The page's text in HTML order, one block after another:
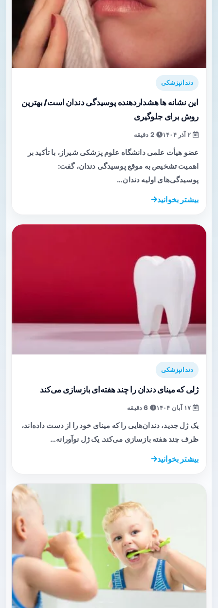
دندانپزشکی
این نشانه ها هشداردهنده پوسیدگی دندان است/ بهترین
روش برای جلوگیری
عضو هیأت علمی دانشگاه علوم پزشکی شیراز، با تأکید بر
اهمیت تشخیص به موقع پوسیدگی دندان، گفت:
پوسیدگی‌های اولیه دندان…
بیشتر بخوانید
دندانپزشکی
ژلی که مینای دندان را چند هفته‌ای بازسازی می‌کند
یک ژل جدید، دندان‌هایی را که مینای خود را از دست داده‌اند،
ظرف چند هفته بازسازی می‌کند. یک ژل نوآورانه…
بیشتر بخوانید